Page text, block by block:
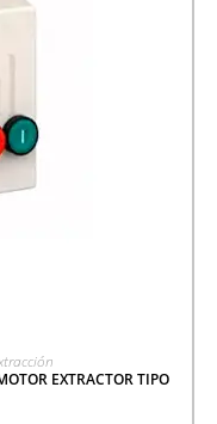
EXTRACTOR TIPO